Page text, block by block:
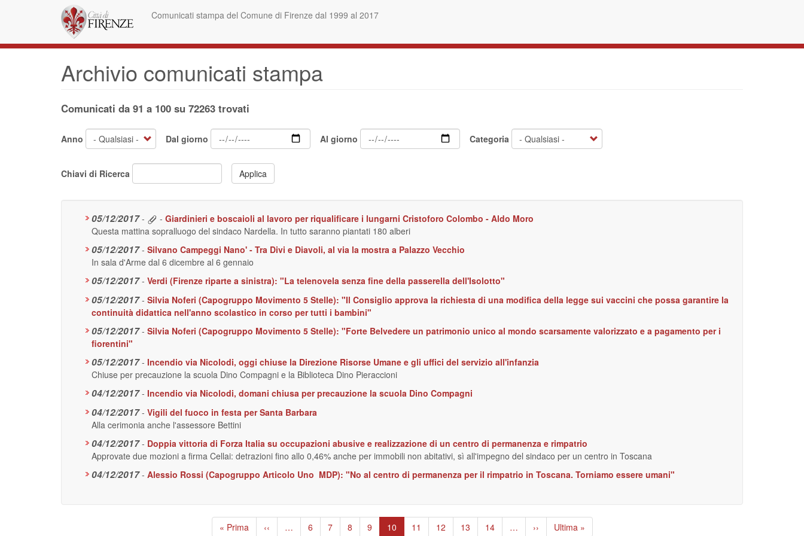
principale
Comunicati stampa del Comune di Firenze dal 1999 al 2017
Archivio comunicati stampa
Comunicati da 91 a 100 su 72263 trovati
Anno Dal giorno Al giorno Categoria
Chiavi di Ricerca Applica
05/12/2017 - - Giardinieri e boscaioli al lavoro per riqualificare i lungarni Cristoforo Colombo - Aldo Moro
Questa mattina sopralluogo del sindaco Nardella. In tutto saranno piantati 180 alberi
05/12/2017 - Silvano Campeggi Nano' - Tra Divi e Diavoli, al via la mostra a Palazzo Vecchio
In sala d'Arme dal 6 dicembre al 6 gennaio
05/12/2017 - Verdi (Firenze riparte a sinistra): "La telenovela senza fine della passerella dell'Isolotto"
05/12/2017 - Silvia Noferi (Capogruppo Movimento 5 Stelle): "Il Consiglio approva la richiesta di una modifica della legge sui vaccini che possa garantire la
continuità didattica nell'anno scolastico in corso per tutti i bambini"
05/12/2017 - Silvia Noferi (Capogruppo Movimento 5 Stelle): "Forte Belvedere un patrimonio unico al mondo scarsamente valorizzato e a pagamento per i
fiorentini"
05/12/2017 - Incendio via Nicolodi, oggi chiuse la Direzione Risorse Umane e gli uffici del servizio all'infanzia
Chiuse per precauzione la scuola Dino Compagni e la Biblioteca Dino Pieraccioni
04/12/2017 - Incendio via Nicolodi, domani chiusa per precauzione la scuola Dino Compagni
04/12/2017 - Vigili del fuoco in festa per Santa Barbara
Alla cerimonia anche l'assessore Bettini
04/12/2017 - Doppia vittoria di Forza Italia su occupazioni abusive e realizzazione di un centro di permanenza e rimpatrio
Approvate due mozioni a firma Cellai: detrazioni fino allo 0,46% anche per immobili non abitativi, sì all'impegno del sindaco per un centro in Toscana
04/12/2017 - Alessio Rossi (Capogruppo Articolo Uno  MDP): "No al centro di permanenza per il rimpatrio in Toscana. Torniamo essere umani"
Prima
« Prima
Pagina
‹‹ … Page
6 Page
7 Page
8 Page
9
Pagina
10 Page
11 Page
12 Page
13 Page
14 …
Pagina
››
Ultima
Ultima »